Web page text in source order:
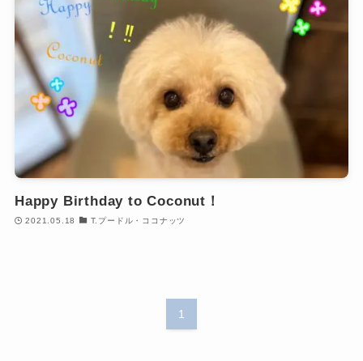
Happy Birthday to Coconut！
2021.05.18 T.プードル・ココナッツ
1